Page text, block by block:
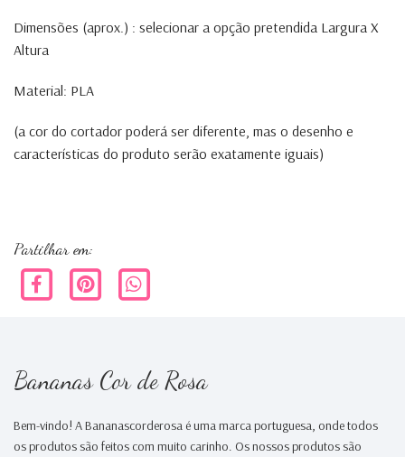
Dimensões (aprox.) : selecionar a opção pretendida Largura X
Altura
Material: PLA
(a cor do cortador poderá ser diferente, mas o desenho e
características do produto serão exatamente iguais)
Partilhar em:
Bananas Cor de Rosa
Bem-vindo! A Bananascorderosa é uma marca portuguesa, onde todos
os produtos são feitos com muito carinho. Os nossos produtos são